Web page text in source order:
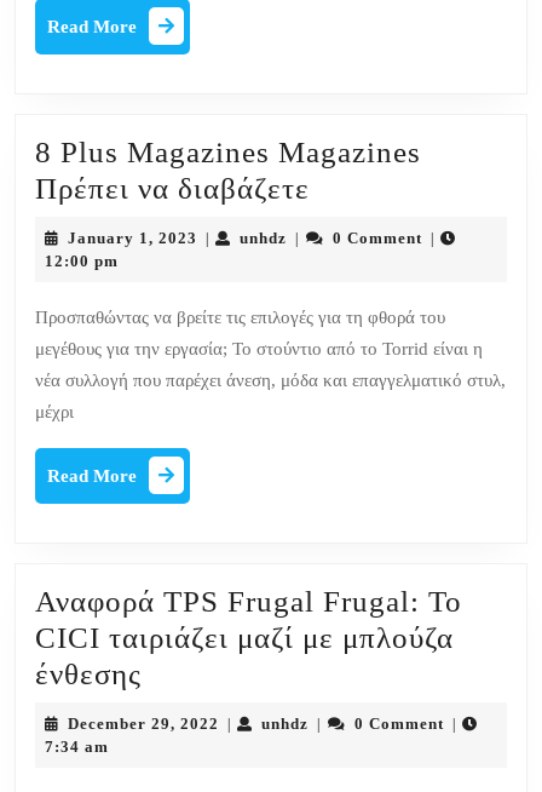
Read More
More
8 Plus Magazines Magazines
Πρέπει να διαβάζετε
Plus
Πρέπει
January 1, 2023 Januaryunhdz unhdz0 Comment
12:00 pm
Προσπαθώντας να βρείτε τις επιλογές για τη φθορά του
μεγέθους για την εργασία; Το στούντιο από το Torrid είναι η
νέα συλλογή που παρέχει άνεση, μόδα και επαγγελματικό στυλ,
μέχρι
Read More
More
Αναφορά TPS Frugal Frugal: Το
CICI ταιριάζει μαζί με μπλούζα
ένθεσης
December 29, 2022 December
unhdz unhdz0 Comment
7:34 am